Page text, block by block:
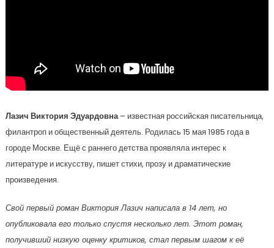
Лазич Виктория Эдуардовна– известная российская писательница,
филантроп и общественный деятель. Родилась 15 мая 1985 года в
городе Москве. Ещё с раннего детства проявляла интерес к
литературе и искусству, пишет стихи, прозу и драматические
произведения.
Свой первый роман Виктория Лазич написала в 14 лет, но
опубликовала его только спустя несколько лет. Этот роман,
получивший низкую оценку критиков, стал первым шагом к её